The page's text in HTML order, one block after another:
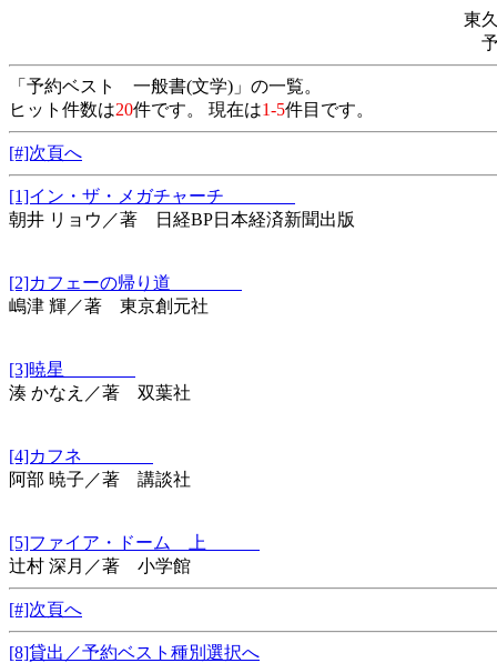
東
「予約ベスト 一般書(文学)」の一覧。
ヒット件数は20件です。 現在は1-5件目です。
[#]次頁へ
[1]イン・ザ・メガチャーチ
朝井 リョウ／著 日経BP日本経済新聞出版
[2]カフェーの帰り道
嶋津 輝／著 東京創元社
[3]暁星
湊 かなえ／著 双葉社
[4]カフネ
阿部 暁子／著 講談社
[5]ファイア・ドーム 上
辻村 深月／著 小学館
[#]次頁へ
[8]貸出／予約ベスト種別選択へ